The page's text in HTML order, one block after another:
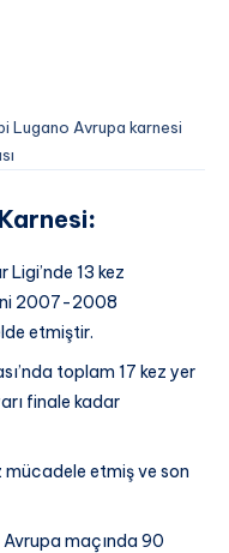
Lugano Avrupa karnesi
:
13 kez
2007-2008
etmiştir.
toplam 17 kez yer
finale kadar
mücadele etmiş ve son
maçında 90